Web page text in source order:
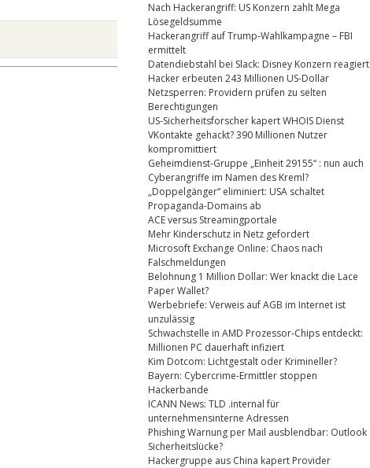
Nach Hackerangriff: US Konzern zahlt Mega
Lösegeldsumme
Hackerangriff auf Trump-Wahlkampagne – FBI
ermittelt
Datendiebstahl bei Slack: Disney Konzern reagiert
Hacker erbeuten 243 Millionen US-Dollar
Netzsperren: Providern prüfen zu selten
Berechtigungen
US-Sicherheitsforscher kapert WHOIS Dienst
VKontakte gehackt? 390 Millionen Nutzer
kompromittiert
Geheimdienst-Gruppe „Einheit 29155“ : nun auch
Cyberangriffe im Namen des Kreml?
„Doppelgänger“ eliminiert: USA schaltet
Propaganda-Domains ab
ACE versus Streamingportale
Mehr Kinderschutz in Netz gefordert
Microsoft Exchange Online: Chaos nach
Falschmeldungen
Belohnung 1 Million Dollar: Wer knackt die Lace
Paper Wallet?
Werbebriefe: Verweis auf AGB im Internet ist
unzulässig
Schwachstelle in AMD Prozessor-Chips entdeckt:
Millionen PC dauerhaft infiziert
Kim Dotcom: Lichtgestalt oder Krimineller?
Bayern: Cybercrime-Ermittler stoppen
Hackerbande
ICANN News: TLD .internal für
unternehmensinterne Adressen
Phishing Warnung per Mail ausblendbar: Outlook
Sicherheitslücke?
Hackergruppe aus China kapert Provider